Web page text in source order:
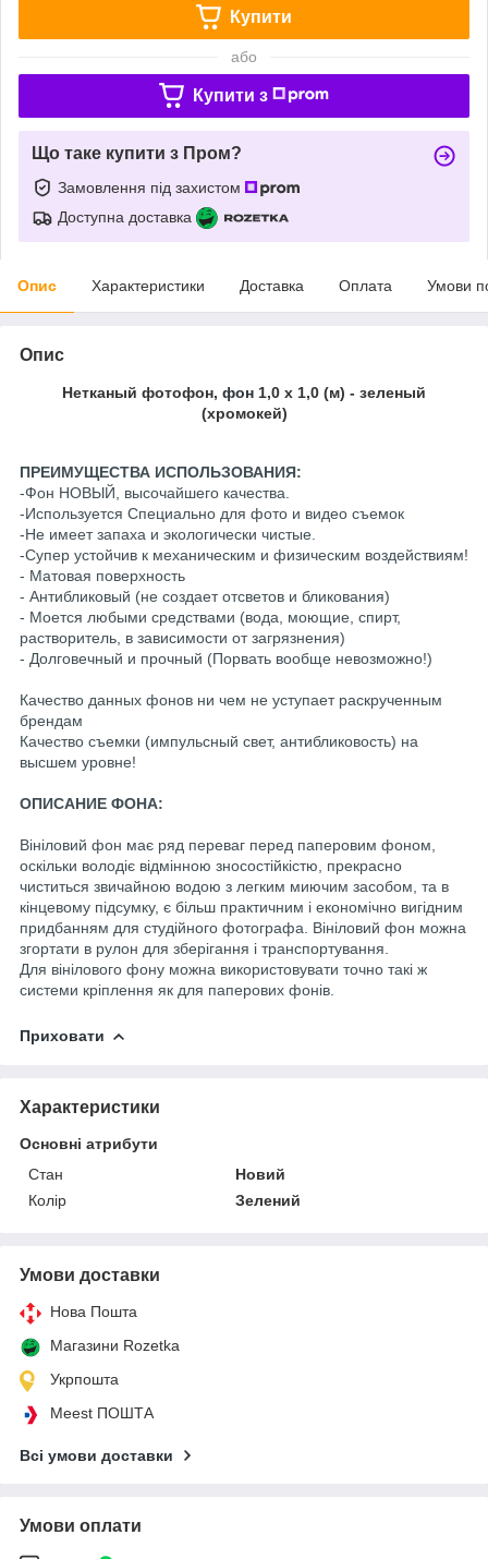
Купити
або
Купити з
Що таке купити з Пром?
Замовлення під захистом
Доступна доставка
Опис Характеристики Доставка Оплата Умови
Опис
Нетканый фотофон, фон 1,0 х 1,0 (м) - зеленый
(хромокей)
ПРЕИМУЩЕСТВА ИСПОЛЬЗОВАНИЯ:
-Фон НОВЫЙ, высочайшего качества.
-Используется Специально для фото и видео съемок
-Не имеет запаха и экологически чистые.
-Супер устойчив к механическим и физическим воздействиям!
- Матовая поверхность
- Антибликовый (не создает отсветов и бликования)
- Моется любыми средствами (вода, моющие, спирт,
растворитель, в зависимости от загрязнения)
- Долговечный и прочный (Порвать вообще невозможно!)
Качество данных фонов ни чем не уступает раскрученным
брендам
Качество съемки (импульсный свет, антибликовость) на
высшем уровне!
ОПИСАНИЕ ФОНА:
Вініловий фон має ряд переваг перед паперовим фоном,
оскільки володіє відмінною зносостійкістю, прекрасно
чиститься звичайною водою з легким миючим засобом, та в
кінцевому підсумку, є більш практичним і економічно вигідним
придбанням для студійного фотографа. Вініловий фон можна
згортати в рулон для зберігання і транспортування.
Для вінілового фону можна використовувати точно такі ж
системи кріплення як для паперових фонів.
Приховати
Характеристики
Основні атрибути
Стан
Новий
Колір
Зелений
Умови доставки
Нова Пошта
Магазини Rozetka
Укрпошта
Meest ПОШТА
Всі умови доставки
Умови оплати